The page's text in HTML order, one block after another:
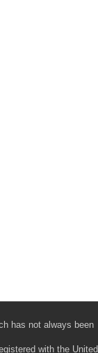
has not always been
with the United